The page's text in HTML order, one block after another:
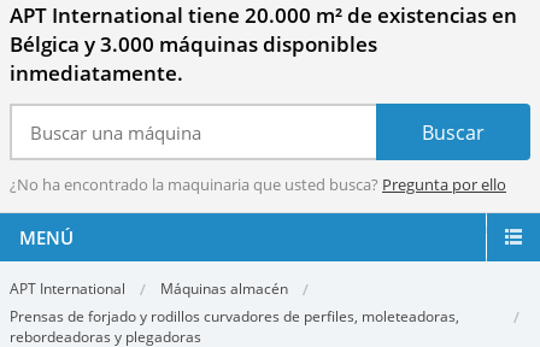
APT International tiene 20.000 m² de existencias en
Bélgica y 3.000 máquinas disponibles
inmediatamente.
¿No ha encontrado la maquinaria que usted busca? Pregunta por ello
MENÚ
APT International
Máquinas almacén
Prensas de forjado y rodillos curvadores de perfiles, moleteadoras,
rebordeadoras y plegadoras